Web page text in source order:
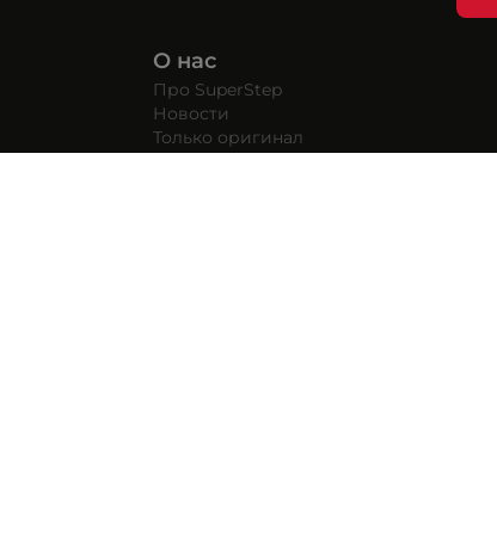
О нас
Про SuperStep
Новости
Только оригинал